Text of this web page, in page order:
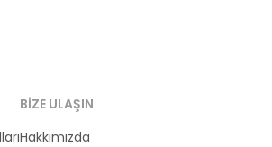
BIZE ULAŞIN
Hakkımızda